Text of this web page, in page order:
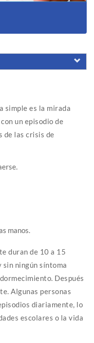
simple es la mirada
un episodio de
de las crisis de
manos.
duran de 10 a 15
sin ningún síntoma
Después
Algunas personas
diariamente, lo
escolares o la vida